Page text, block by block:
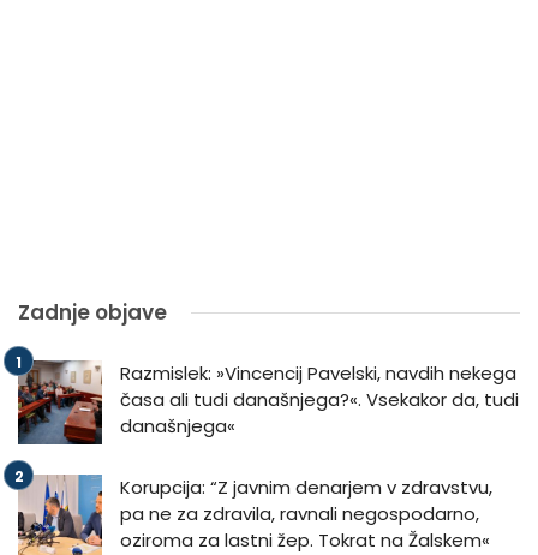
Zadnje objave
Razmislek: »Vincencij Pavelski, navdih nekega
časa ali tudi današnjega?«. Vsekakor da, tudi
današnjega«
Korupcija: “Z javnim denarjem v zdravstvu,
pa ne za zdravila, ravnali negospodarno,
oziroma za lastni žep. Tokrat na Žalskem«